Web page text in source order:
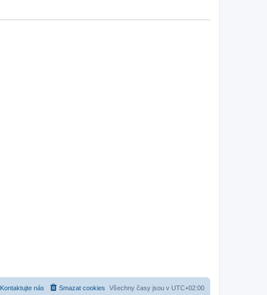
Všechny časy jsou v UTC+02:00
Smazat cookies
Kontaktujte nás